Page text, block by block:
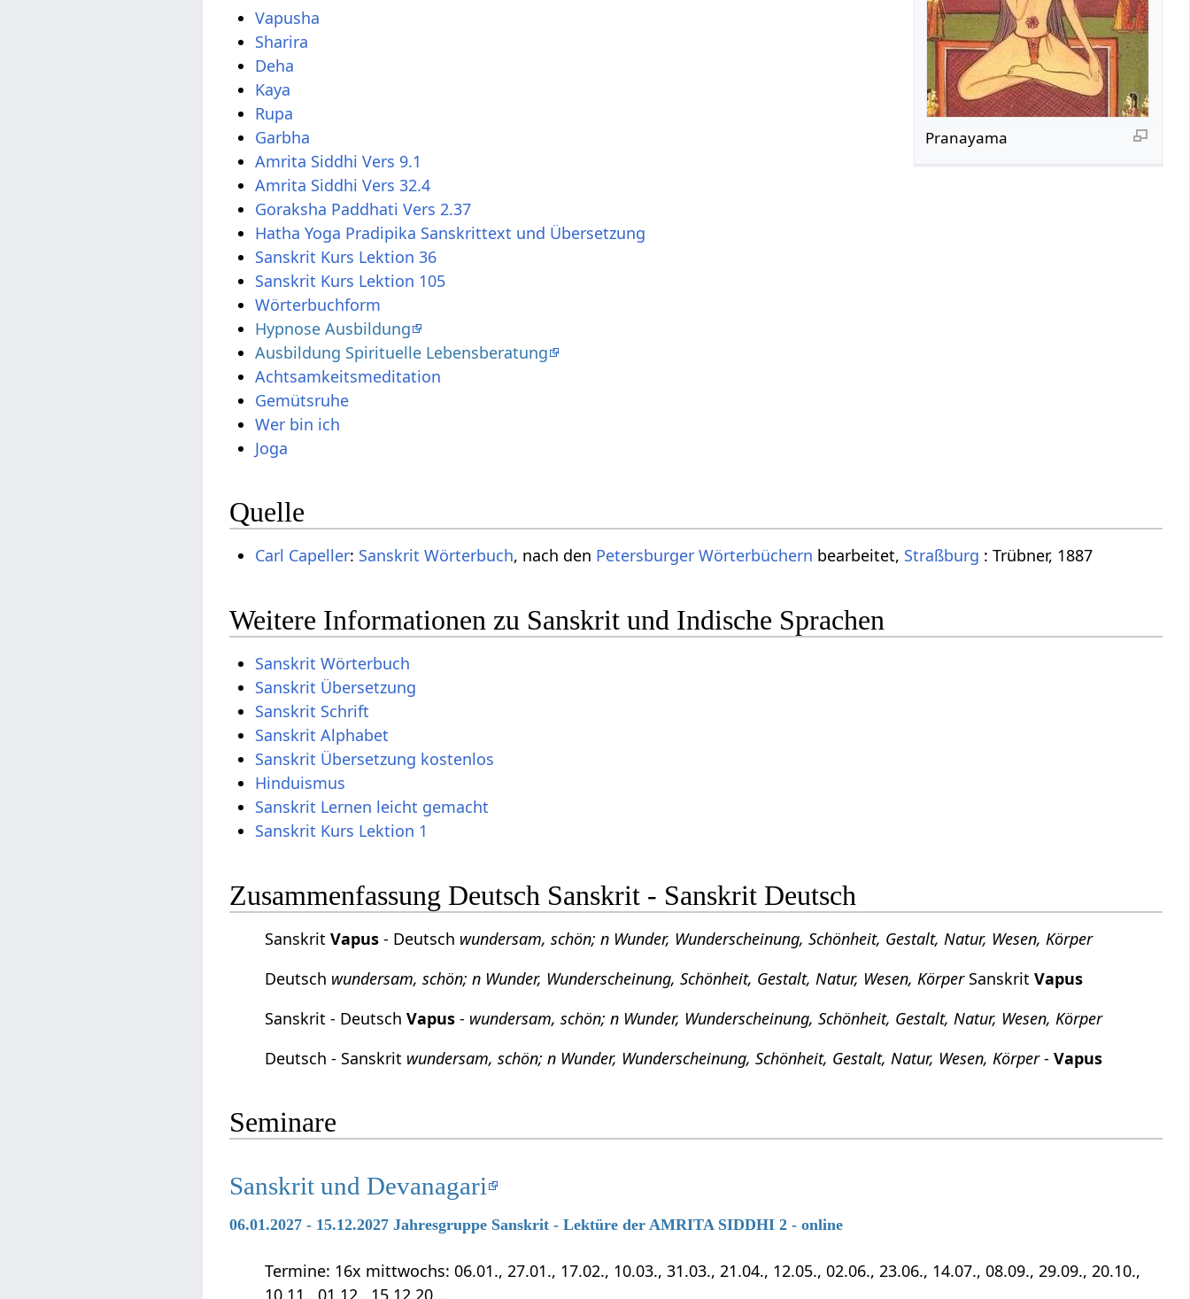
Pranayama
Vapusha
Sharira
Deha
Kaya
Rupa
Garbha
Amrita Siddhi Vers 9.1
Amrita Siddhi Vers 32.4
Goraksha Paddhati Vers 2.37
Hatha Yoga Pradipika Sanskrittext und Übersetzung
Sanskrit Kurs Lektion 36
Sanskrit Kurs Lektion 105
Wörterbuchform
Hypnose Ausbildung
Ausbildung Spirituelle Lebensberatung
Achtsamkeitsmeditation
Gemütsruhe
Wer bin ich
Joga
Quelle
Carl Capeller: Sanskrit Wörterbuch, nach den Petersburger Wörterbüchern bearbeitet, Straßburg : Trübner, 1887
Weitere Informationen zu Sanskrit und Indische Sprachen
Sanskrit Wörterbuch
Sanskrit Übersetzung
Sanskrit Schrift
Sanskrit Alphabet
Sanskrit Übersetzung kostenlos
Hinduismus
Sanskrit Lernen leicht gemacht
Sanskrit Kurs Lektion 1
Zusammenfassung Deutsch Sanskrit - Sanskrit Deutsch
SanskritVapus - Deutsch wundersam, schön; n Wunder, Wunderscheinung, Schönheit, Gestalt, Natur, Wesen, Körper
Deutsch wundersam, schön; n Wunder, Wunderscheinung, Schönheit, Gestalt, Natur, Wesen, KörperSanskritVapus
Sanskrit - DeutschVapus - wundersam, schön; n Wunder, Wunderscheinung, Schönheit, Gestalt, Natur, Wesen, Körper
Deutsch - Sanskrit wundersam, schön; n Wunder, Wunderscheinung, Schönheit, Gestalt, Natur, Wesen, Körper-Vapus
Seminare
Sanskrit und Devanagari
06.01.2027 - 15.12.2027 Jahresgruppe Sanskrit - Lektüre der AMRITA SIDDHI 2 - online
Termine: 16x mittwochs: 06.01., 27.01., 17.02., 10.03., 31.03., 21.04., 12.05., 02.06., 23.06., 14.07., 08.09., 29.09., 20.10.,
10.11., 01.12., 15.12.20…